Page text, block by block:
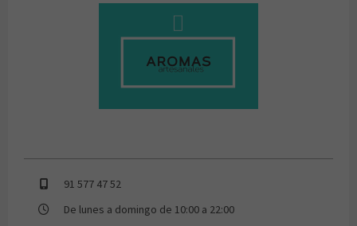
Aromas Artesanales
91 577 47 52
De lunes a domingo de 10:00 a 22:00